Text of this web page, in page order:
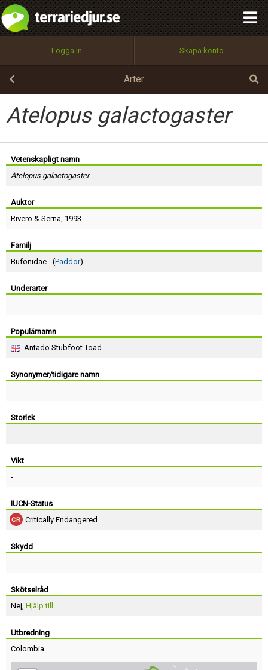
Logga in Skapa konto
Arter
Atelopus galactogaster
Vetenskapligt namn
Atelopus galactogaster
Auktor
Rivero & Serna, 1993
Familj
Bufonidae - (Paddor)
Underarter
-
Populärnamn
Antado Stubfoot Toad
Synonymer/tidigare namn
Storlek
Vikt
-
IUCN-Status
Critically Endangered
Skydd
Skötselråd
Nej, Hjälp till
Utbredning
Colombia
Utför
100%
OK
integritetspolicy
Namn:
Epost:
Användarnamn:
Lösenord:
Terms of Service
Begär nytt lösenord
Tillbaka till förstasidan